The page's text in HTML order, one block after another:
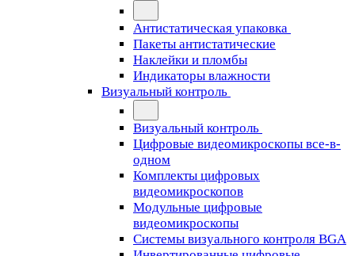
Антистатическая упаковка
Пакеты антистатические
Наклейки и пломбы
Индикаторы влажности
Визуальный контроль
Визуальный контроль
Цифровые видеомикроскопы все-в-
одном
Комплекты цифровых
видеомикроскопов
Модульные цифровые
видеомикроскопы
Cистемы визуального контроля BGA